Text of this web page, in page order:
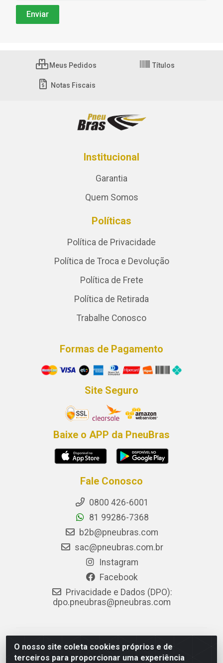
O nosso site coleta cookies próprios e de
terceiros para proporcionar uma experiência
Meus Pedidos Títulos
Notas Fiscais
Institucional
Garantia
Quem Somos
Políticas
Política de Privacidade
Política de Troca e Devolução
Política de Frete
Política de Retirada
Trabalhe Conosco
Formas de Pagamento
Site Seguro
Baixe o APP da PneuBras
Fale Conosco
0800 426-6001
81 99286-7368
b2b@pneubras.com
sac@pneubras.com.br
Instagram
Facebook
Privacidade e Dados (DPO):
dpo.pneubras@pneubras.com
PneuBras - Rodovia BR-101, KM 82 - Prazeres,
Jaboatão dos Guararapes/PE - CEP 54.335-000 - CNPJ